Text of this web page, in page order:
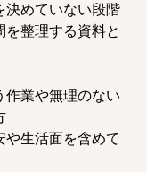
決めていない段階
整理する資料と
作業や無理のない
や生活面を含めて